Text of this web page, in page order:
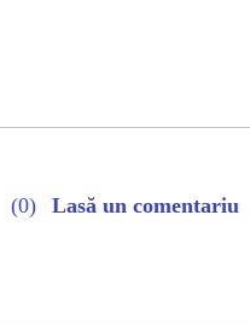
(0) Lasă un comentariu